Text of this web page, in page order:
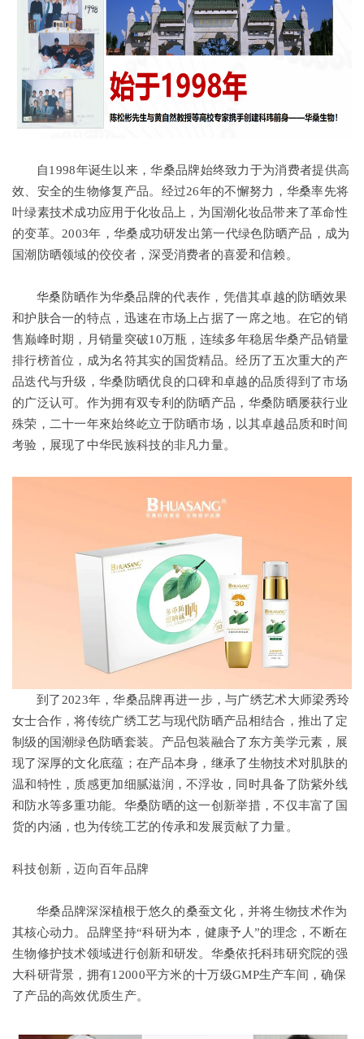
自1998年诞生以来，华桑品牌始终致力于为消费者提供高
效、安全的生物修复产品。经过26年的不懈努力，华桑率先将
叶绿素技术成功应用于化妆品上，为国潮化妆品带来了革命性
的变革。2003年，华桑成功研发出第一代绿色防晒产品，成为
国潮防晒领域的佼佼者，深受消费者的喜爱和信赖。
华桑防晒作为华桑品牌的代表作，凭借其卓越的防晒效果
和护肤合一的特点，迅速在市场上占据了一席之地。在它的销
售巅峰时期，月销量突破10万瓶，连续多年稳居华桑产品销量
排行榜首位，成为名符其实的国货精品。经历了五次重大的产
品迭代与升级，华桑防晒优良的口碑和卓越的品质得到了市场
的广泛认可。作为拥有双专利的防晒产品，华桑防晒屡获行业
殊荣，二十一年來始终屹立于防晒市场，以其卓越品质和时间
考验，展现了中华民族科技的非凡力量。
到了2023年，华桑品牌再进一步，与广绣艺术大师梁秀玲
女士合作，将传统广绣工艺与现代防晒产品相结合，推出了定
制级的国潮绿色防晒套装。产品包装融合了东方美学元素，展
现了深厚的文化底蕴；在产品本身，继承了生物技术对肌肤的
温和特性，质感更加细腻滋润，不浮妆，同时具备了防紫外线
和防水等多重功能。华桑防晒的这一创新举措，不仅丰富了国
货的内涵，也为传统工艺的传承和发展贡献了力量。
科技创新，迈向百年品牌
华桑品牌深深植根于悠久的桑蚕文化，并将生物技术作为
其核心动力。品牌坚持“科研为本，健康予人”的理念，不断在
生物修护技术领域进行创新和研发。华桑依托科玮研究院的强
大科研背景，拥有12000平方米的十万级GMP生产车间，确保
了产品的高效优质生产。